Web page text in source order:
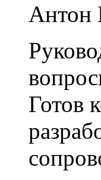
Антон
Готов